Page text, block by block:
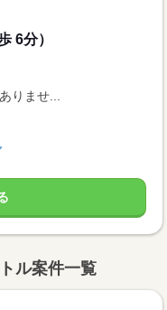
6分）
りませ...
ル案件一覧